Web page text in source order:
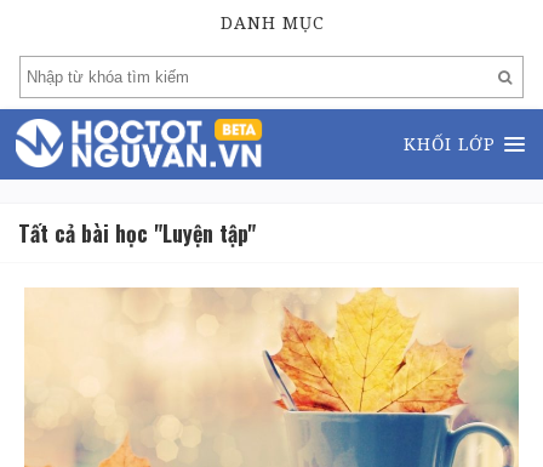
DANH MỤC
KHỐI LỚP
Tất cả bài học "Luyện tập"